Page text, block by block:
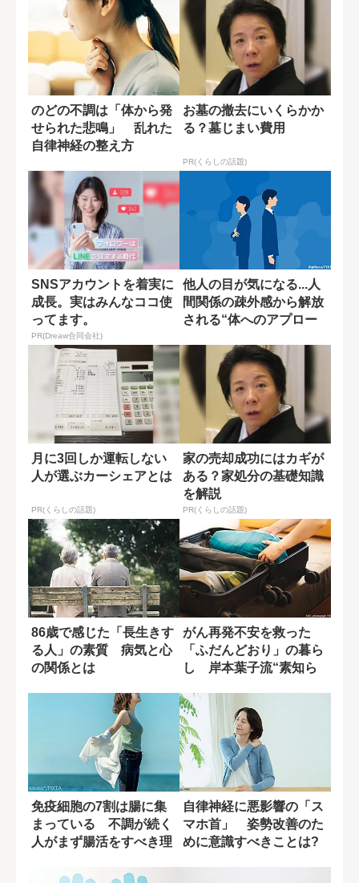
のどの不調は「体から発
せられた悲鳴」 乱れた
自律神経の整え方
お墓の撤去にいくらかか
る？墓じまい費用
PR(くらしの話題)
SNSアカウントを着実に
成長。実はみんなココ使
ってます。
PR(Dreaw合同会社)
他人の目が気になる...人
間関係の疎外感から解放
される“体へのアプロー
月に3回しか運転しない
人が選ぶカーシェアとは
PR(くらしの話題)
家の売却成功にはカギが
ある？家処分の基礎知識
を解説
PR(くらしの話題)
86歳で感じた「長生きす
る人」の素質 病気と心
の関係とは
がん再発不安を救った
「ふだんどおり」の暮ら
し 岸本葉子流“素知ら
免疫細胞の7割は腸に集
まっている 不調が続く
人がまず腸活をすべき理
自律神経に悪影響の「ス
マホ首」 姿勢改善のた
めに意識すべきことは?